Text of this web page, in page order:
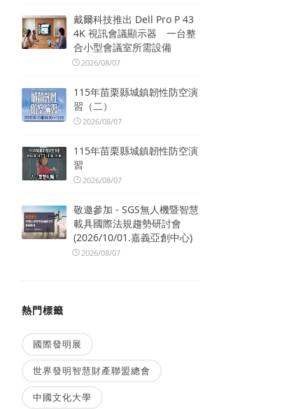
戴爾科技推出 Dell Pro P 43
4K 視訊會議顯示器 一台整
合小型會議室所需設備
2026/08/07
115年苗栗縣城鎮韌性防空演
習（二）
2026/08/07
115年苗栗縣城鎮韌性防空演
習
2026/08/07
敬邀參加 - SGS無人機暨智慧
載具國際法規趨勢研討會
(2026/10/01.嘉義亞創中心)
2026/08/07
熱門標籤
國際發明展
世界發明智慧財產聯盟總會
中國文化大學